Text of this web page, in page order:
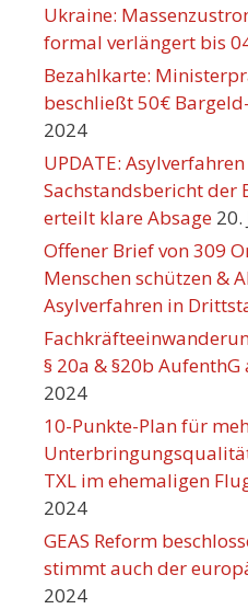
Ukraine:
formal verlängert bis
Bezahlkarte:
beschließt 50€
2024
UPDATE:
Sachstandsbericht der
erteilt klare Absage 20.
Offener Brief von 309
Menschen schützen &
Asylverfahren in
§ 20a & §20b
2024
10-Punkte-Plan für
TXL im ehemaligen
2024
GEAS Reform
stimmt auch der
2024